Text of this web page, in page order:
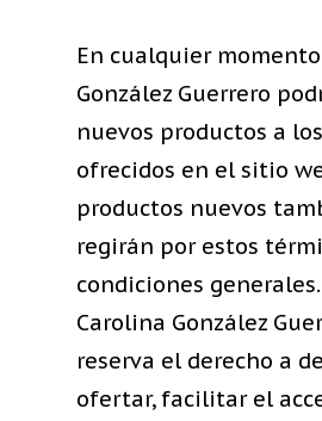
En cualquier
González Guerrero
nuevos productos a
ofrecidos en el sitio
productos nuevos
regirán por estos
condiciones
Carolina González
reserva el derecho a
ofertar, facilitar el